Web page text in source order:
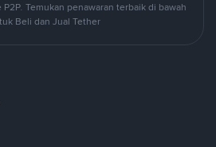
P2P. Temukan penawaran terbaik di bawah
Beli dan Jual Tether